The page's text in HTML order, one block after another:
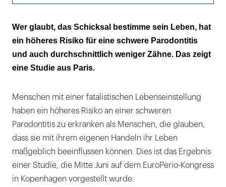
Entscheidend ist die Art der
Kontrollüberzeugung
Fatalisten haben mehr Zahn- und
Attachmentverluste
Wer glaubt, das Schicksal bestimme sein Leben, hat
ein höheres Risiko für eine schwere Parodontitis
und auch durchschnittlich weniger Zähne. Das zeigt
eine Studie aus Paris.
Menschen mit einer fatalistischen Lebenseinstellung
haben ein höheres Risiko an einer schweren
Parodontitis zu erkranken als Menschen, die glauben,
dass sie mit ihrem eigenen Handeln ihr Leben
maßgeblich beeinflussen können. Dies ist das Ergebnis
einer Studie, die Mitte Juni auf dem EuroPerio-Kongress
in Kopenhagen vorgestellt wurde.